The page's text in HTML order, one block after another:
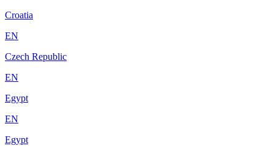
Croatia
EN
Czech Republic
EN
Egypt
EN
Egypt